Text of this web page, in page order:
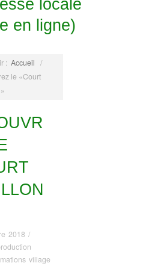
locale
en ligne)
: Accueil /
le «Court
2018 /
village